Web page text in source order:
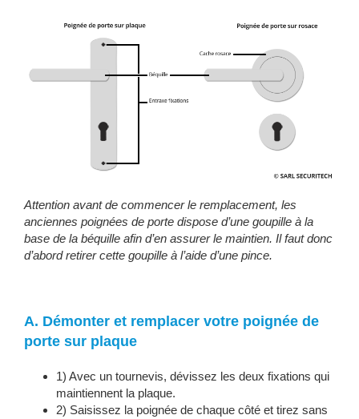
Attention avant de commencer le remplacement, les
anciennes poignées de porte dispose d’une goupille à la
base de la béquille afin d’en assurer le maintien. Il faut donc
d’abord retirer cette goupille à l’aide d’une pince.
A. Démonter et remplacer votre poignée de
porte sur plaque
1) Avec un tournevis, dévissez les deux fixations qui
maintiennent la plaque.
2) Saisissez la poignée de chaque côté et tirez sans